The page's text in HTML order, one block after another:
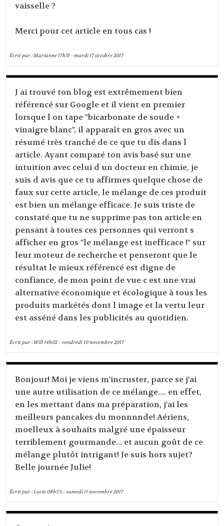
vaisselle ?
Merci pour cet article en tous cas !
Écrit par :Marianne17h51-mardi 17octobre 2017
J ai trouvé ton blog est extrêmement bien
référencé sur Google et il vient en premier
lorsque l on tape "bicarbonate de soude +
vinaigre blanc", il apparaît en gros avec un
résumé très tranché de ce que tu dis dans l
article. Ayant comparé ton avis basé sur une
intuition avec celui d un docteur en chimie, je
suis d avis que ce tu affirmes quelque chose de
faux sur cette article, le mélange de ces produit
est bien un mélange efficace. Je suis triste de
constaté que tu ne supprime pas ton article en
pensant à toutes ces personnes qui verront s
afficher en gros "le mélange est inefficace !" sur
leur moteur de recherche et penseront que le
résultat le mieux référencé est digne de
confiance, de mon point de vue c est une vrai
alternative économique et écologique à tous les
produits markétés dont l image et la vertu leur
est asséné dans les publicités au quotidien.
Écrit par :Will14h02-vendredi 10novembre 2017
Bonjour! Moi je viens m'incruster, parce se j'ai
une autre utilisation de ce mélange.... en effet,
en les mettant dans ma préparation, j'ai les
meilleurs pancakes du monnnnde! Aériens,
moelleux à souhaits malgré une épaisseur
terriblement gourmande... et aucun goût de ce
mélange plutôt intrigant! Je suis hors sujet?
Belle journée Julie!
Écrit par :Lucie08h33 -samedi 11novembre 2017